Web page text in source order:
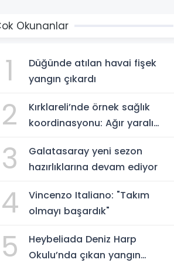
Okunanlar
1
Düğünde atılan havai fişek
yangın çıkardı
2
Kırklareli’nde örnek sağlık
koordinasyonu: Ağır yaralı
Ankara’ya sevk edildi
3
Galatasaray yeni sezon
hazırlıklarına devam ediyor
4
Vincenzo Italiano: "Takım
olmayı başardık"
5
Heybeliada Deniz Harp
Okulu’nda çıkan yangın